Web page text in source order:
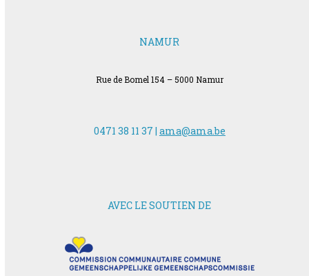
NAMUR
Rue de Bomel 154 – 5000 Namur
0471 38 11 37 | ama@ama.be
AVEC LE SOUTIEN DE